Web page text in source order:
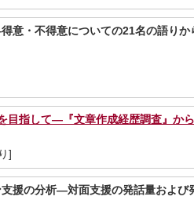
意・不得意についての21名の語りか
目指して―『文章作成経歴調査』か
]
援の分析―対面支援の発話量および